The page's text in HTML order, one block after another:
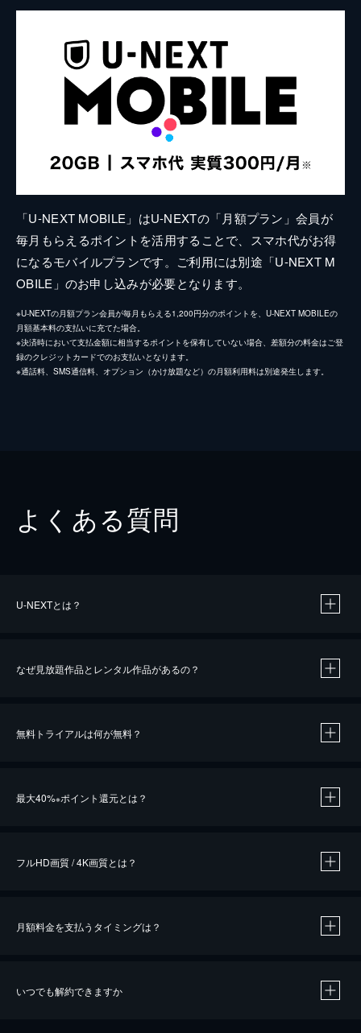
「U-NEXT MOBILE」はU-NEXTの「月額プラン」会員が
毎月もらえるポイントを活用することで、スマホ代がお得
になるモバイルプランです。ご利用には別途「U-NEXT M
OBILE」のお申し込みが必要となります。
※U-NEXTの月額プラン会員が毎月もらえる1,200円分のポイントを、U-NEXT MOBILEの
月額基本料の支払いに充てた場合。
※決済時において支払金額に相当するポイントを保有していない場合、差額分の料金はご登
録のクレジットカードでのお支払いとなります。
※通話料、SMS通信料、オプション（かけ放題など）の月額利用料は別途発生します。
よくある質問
U-NEXTとは？
なぜ見放題作品とレンタル作品があるの？
無料トライアルは何が無料？
最大40%※ポイント還元とは？
※40％ポイント還元の対象は、クレジットカード決済による作品の購入 / レンタルです。
フルHD画質 / 4K画質とは？
月額料金を支払うタイミングは？
いつでも解約できますか